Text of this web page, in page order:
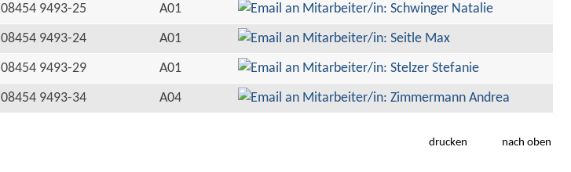
08454 9493-25
A01
08454 9493-24
A01
08454 9493-29
A01
08454 9493-34 A04
drucken nach oben